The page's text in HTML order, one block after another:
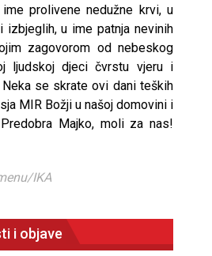
prolivene nedužne krvi, u
izbjeglih, u ime patnja nevinih
zagovorom od nebeskog
ljudskoj djeci čvrstu vjeru i
Neka se skrate ovi dani teških
MIR Božji u našoj domovini i
Majko, moli za nas!
IKA
i objave